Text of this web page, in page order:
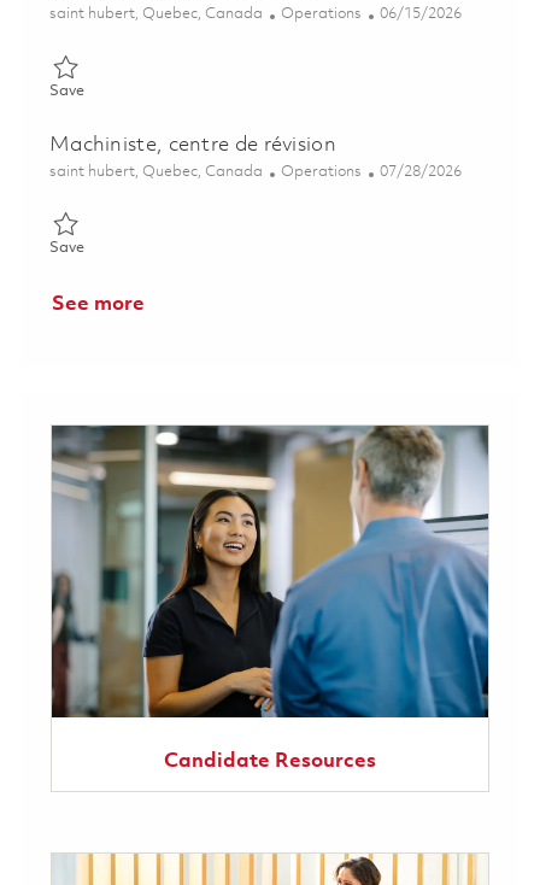
Location
saint hubert, Quebec, Canada Category
Operations Posted Date
06/15/2026
SaveSave Mécanicien aux accessoires 01852572
Machiniste, centre de révision
Location
saint hubert, Quebec, Canada Category
Operations Posted Date
07/28/2026
SaveSave Machiniste, centre de révision 01846980
See more
Candidate Resources